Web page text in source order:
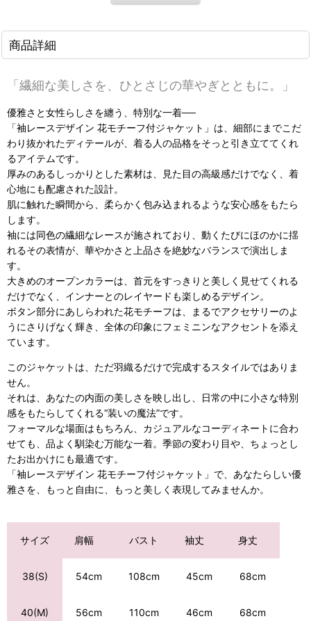
商品詳細
「繊細な美しさを、ひとさじの華やぎとともに。」
優雅さと女性らしさを纏う、特別な一着──
「袖レースデザイン 花モチーフ付ジャケット」は、細部にまでこだ
わり抜かれたディテールが、着る人の品格をそっと引き立ててくれ
るアイテムです。
厚みのあるしっかりとした素材は、見た目の高級感だけでなく、着
心地にも配慮された設計。
肌に触れた瞬間から、柔らかく包み込まれるような安心感をもたら
します。
袖には同色の繊細なレースが施されており、動くたびにほのかに揺
れるその表情が、華やかさと上品さを絶妙なバランスで演出しま
す。
大きめのオープンカラーは、首元をすっきりと美しく見せてくれる
だけでなく、インナーとのレイヤードも楽しめるデザイン。
ボタン部分にあしらわれた花モチーフは、まるでアクセサリーのよ
うにさりげなく輝き、全体の印象にフェミニンなアクセントを添え
ています。
このジャケットは、ただ羽織るだけで完成するスタイルではありま
せん。
それは、あなたの内面の美しさを映し出し、日常の中に小さな特別
感をもたらしてくれる“装いの魔法”です。
フォーマルな場面はもちろん、カジュアルなコーディネートに合わ
せても、品よく馴染む万能な一着。季節の変わり目や、ちょっとし
たお出かけにも最適です。
「袖レースデザイン 花モチーフ付ジャケット」で、あなたらしい優
雅さを、もっと自由に、もっと美しく表現してみませんか。
サイズ 肩幅 バスト 袖丈 身丈
38(S) 54cm 108cm 45cm 68cm
40(M) 56cm 110cm 46cm 68cm